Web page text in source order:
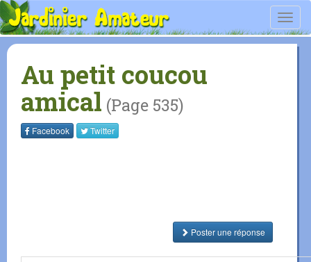
Au petit coucou
amical (Page 535)
Facebook Twitter
Poster une réponse